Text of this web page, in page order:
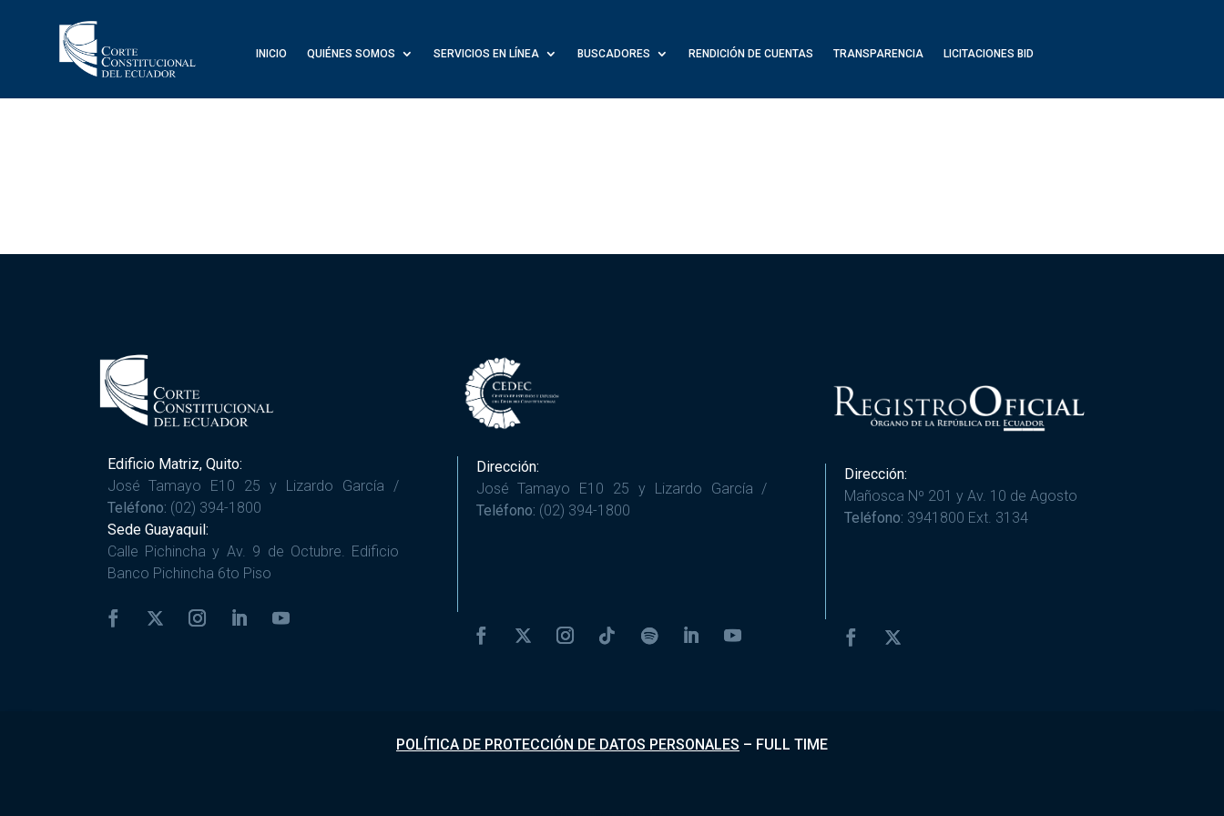
INICIO QUIÉNES SOMOS SERVICIOS EN LÍNEA BUSCADORES RENDICIÓN DE CUENTAS TRANSPARENCIA LICITACIONES BID
Edificio Matriz, Quito:
José Tamayo E10 25 y Lizardo García /
Teléfono: (02) 394-1800
Sede Guayaquil:
Calle Pichincha y Av. 9 de Octubre. Edificio
Banco Pichincha 6to Piso
Dirección:
José Tamayo E10 25 y Lizardo García /
Teléfono: (02) 394-1800
Dirección:
Mañosca Nº 201 y Av. 10 de Agosto
Teléfono: 3941800 Ext. 3134
POLÍTICA DE PROTECCIÓN DE DATOS PERSONALES – FULL TIME